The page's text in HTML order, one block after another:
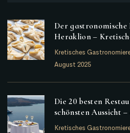
Der gastronomische
Heraklion –
Provinz Heraklion
Kretisches
August 2025
Die 20 besten
schönsten Aussicht
griechisches
Kretisches